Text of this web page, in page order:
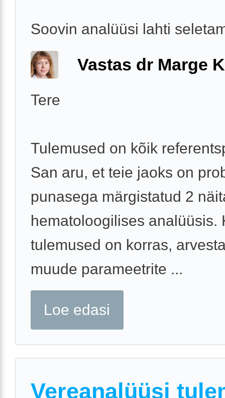
Soovin analüüsi lahti
Vastas dr Marge
Tere
Tulemused on kõik
San aru, et teie jaoks on
punasega märgistatud 2
hematoloogilises analüüsis.
tulemused on korras,
muude parameetrite ...
Loe edasi
Vereanalüüsi